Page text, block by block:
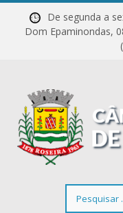
De segunda a
Dom
por: